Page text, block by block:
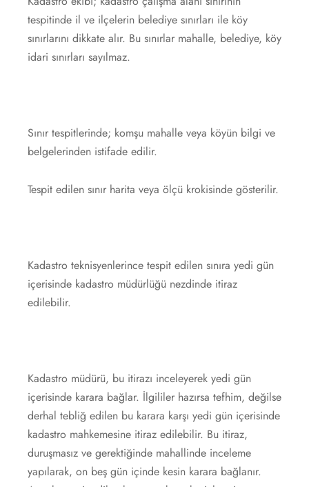
tespitinde il ve ilçelerin belediye sınırları ile köy
sınırlarını dikkate alır. Bu sınırlar mahalle, belediye, köy
idari sınırları sayılmaz.
Sınır tespitlerinde; komşu mahalle veya köyün bilgi ve
belgelerinden istifade edilir.
Tespit edilen sınır harita veya ölçü krokisinde gösterilir.
Kadastro teknisyenlerince tespit edilen sınıra yedi gün
içerisinde kadastro müdürlüğü nezdinde itiraz
edilebilir.
Kadastro müdürü, bu itirazı inceleyerek yedi gün
içerisinde karara bağlar. İlgililer hazırsa tefhim, değilse
derhal tebliğ edilen bu karara karşı yedi gün içerisinde
kadastro mahkemesine itiraz edilebilir. Bu itiraz,
duruşmasız ve gerektiğinde mahallinde inceleme
yapılarak, on beş gün içinde kesin karara bağlanır.